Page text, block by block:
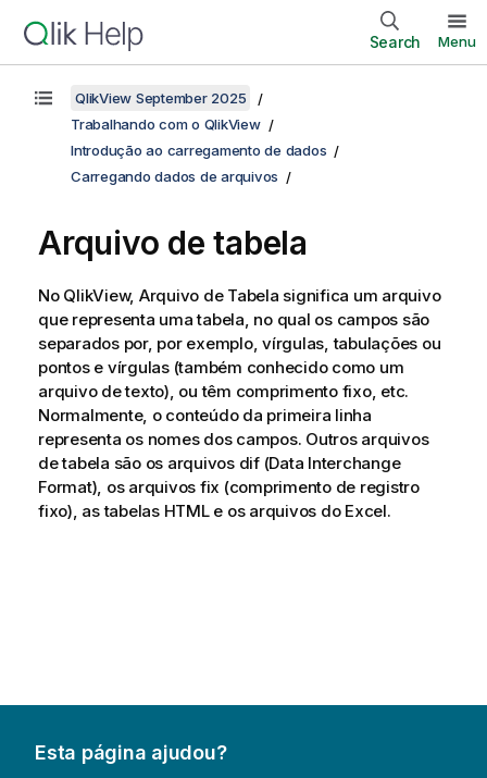
Search Menu
QlikView September 2025
Trabalhando com o QlikView
Introdução ao carregamento de dados
Carregando dados de arquivos
Arquivo de tabela
No QlikView, Arquivo de Tabela significa um arquivo
que representa uma tabela, no qual os campos são
separados por, por exemplo, vírgulas, tabulações ou
pontos e vírgulas (também conhecido como um
arquivo de texto), ou têm comprimento fixo, etc.
Normalmente, o conteúdo da primeira linha
representa os nomes dos campos. Outros arquivos
de tabela são os arquivos dif (Data Interchange
Format), os arquivos fix (comprimento de registro
fixo), as tabelas HTML e os arquivos do Excel.
Esta página ajudou?